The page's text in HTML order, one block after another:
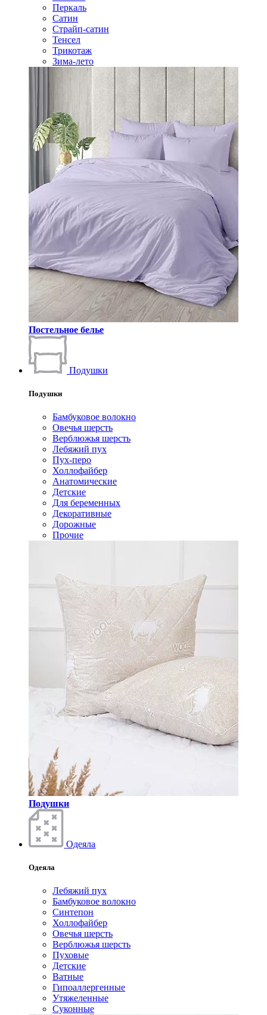
Перкаль
Сатин
Страйп-сатин
Тенсел
Трикотаж
Зима-лето
Постельное белье
Подушки
Подушки
Бамбуковое волокно
Овечья шерсть
Верблюжья шерсть
Лебяжий пух
Пух-перо
Холлофайбер
Анатомические
Детские
Для беременных
Декоративные
Дорожные
Прочие
Подушки
Одеяла
Одеяла
Лебяжий пух
Бамбуковое волокно
Синтепон
Холлофайбер
Овечья шерсть
Верблюжья шерсть
Пуховые
Детские
Ватные
Гипоаллергенные
Утяжеленные
Суконные